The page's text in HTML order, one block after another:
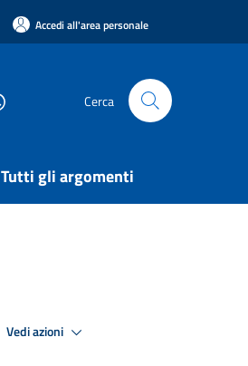
Accedi all'area personale
Cerca
Tutti gli argomenti
Vedi azioni